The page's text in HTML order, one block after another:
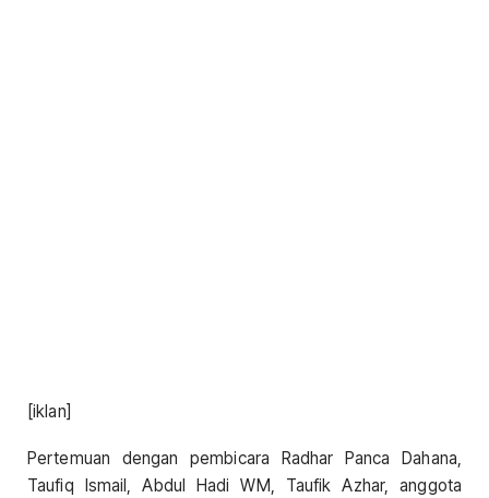
[iklan]
Pertemuan dengan pembicara Radhar Panca Dahana,
Taufiq Ismail, Abdul Hadi WM, Taufik Azhar, anggota